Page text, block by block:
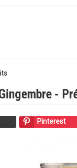
-
Pinterest